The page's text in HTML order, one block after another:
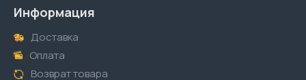
Информация
Доставка
Оплата
Возврат товара